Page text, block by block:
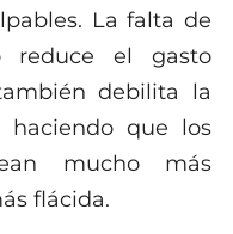
La falta de
reduce el gasto
debilita la
haciendo que los
mucho más
flácida.